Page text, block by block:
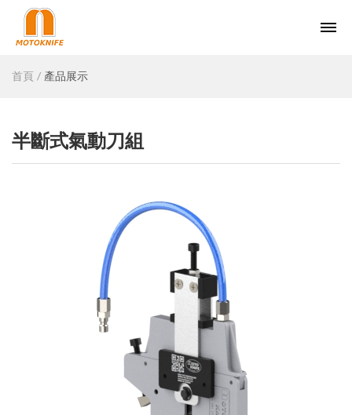
首頁 產品展示
半斷式氣動刀組